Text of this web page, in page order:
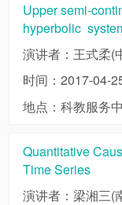
Upper semi-
hyperbolic
演讲者：王式柔(
时间：2017-04-
地点：科教服务
Quantitative
Time Series
演讲者：梁湘三(